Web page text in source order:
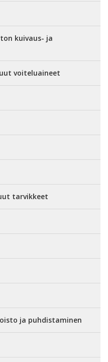
kuivaus- ja
voiteluaineet
tarvikkeet
ja puhdistaminen